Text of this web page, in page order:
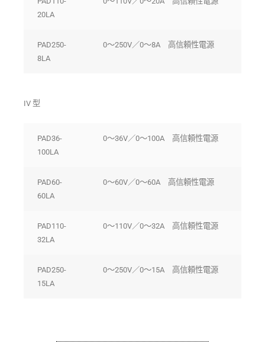
20LA
PAD250-
8LA
0〜250V／0〜8A 高信頼性電源
IV 型
PAD36-
100LA
0〜36V／0〜100A 高信頼性電源
PAD60-
60LA
0〜60V／0〜60A 高信頼性電源
PAD110-
32LA
0〜110V／0〜32A 高信頼性電源
PAD250-
15LA
0〜250V／0〜15A 高信頼性電源